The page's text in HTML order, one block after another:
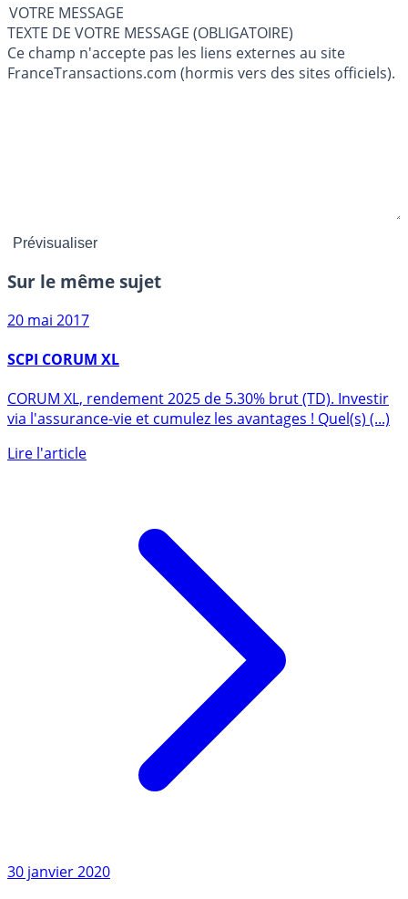
VOTRE MESSAGE
TEXTE DE VOTRE MESSAGE (OBLIGATOIRE)
Ce champ n'accepte pas les liens externes au site
FranceTransactions.com (hormis vers des sites officiels).
Sur le même sujet
20 mai 2017
SCPI CORUM XL
via l'assurance-vie et cumulez les avantages ! Quel(s) (...)